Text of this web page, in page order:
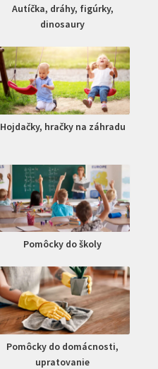
Autíčka, dráhy, figúrky,
dinosaury
Hojdačky, hračky na záhradu
Pomôcky do školy
Pomôcky do domácnosti,
upratovanie